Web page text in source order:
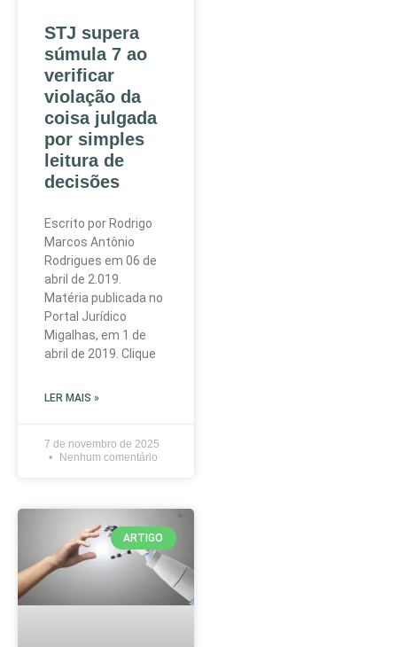
STJ supera
súmula 7 ao
verificar
violação da
coisa julgada
por simples
leitura de
decisões
Escrito por Rodrigo
Marcos Antônio
Rodrigues em 06 de
abril de 2.019.
Matéria publicada no
Portal Jurídico
Migalhas, em 1 de
abril de 2019. Clique
LER MAIS »
7 de novembro de 2025
Nenhum comentário
ARTIGO